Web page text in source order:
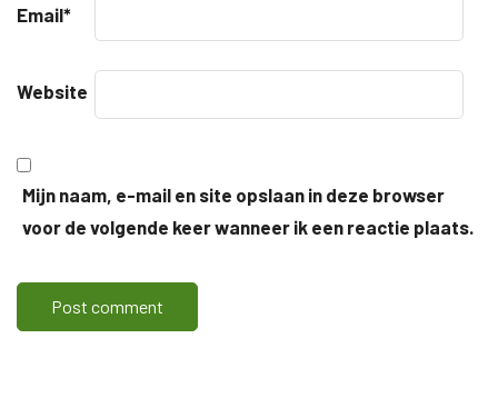
Email*
Website
Mijn naam, e-mail en site opslaan in deze browser
voor de volgende keer wanneer ik een reactie plaats.